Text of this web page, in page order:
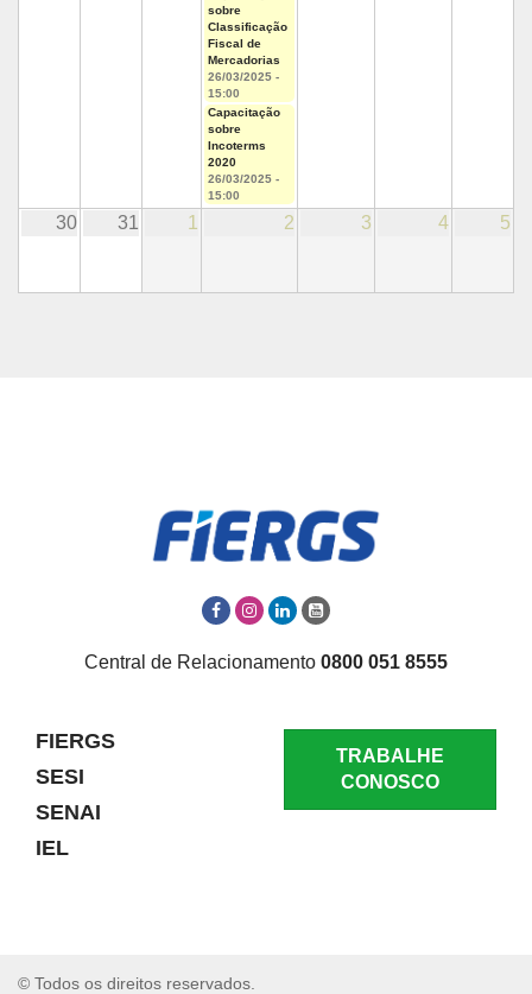
sobre
Classificação
Fiscal de
Mercadorias
26/03/2025 -
15:00
Capacitação
sobre
Incoterms
2020
26/03/2025 -
15:00
30 31 1 2 3 4 5
Central de Relacionamento 0800 051 8555
FIERGS
SESI
SENAI
IEL
TRABALHE
CONOSCO
© Todos os direitos reservados.